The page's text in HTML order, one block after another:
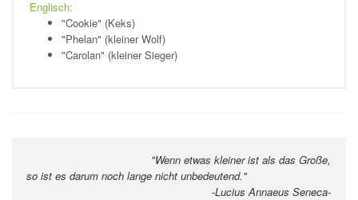
Englisch:
"Cookie" (Keks)
"Phelan" (kleiner Wolf)
"Carolan" (kleiner Sieger)
"Wenn etwas kleiner ist als das Große,
so ist es darum noch lange nicht unbedeutend."
-Lucius Annaeus Seneca-